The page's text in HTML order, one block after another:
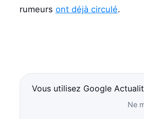
rumeurs ont déjà circulé.
Vous utilisez Google
Ne